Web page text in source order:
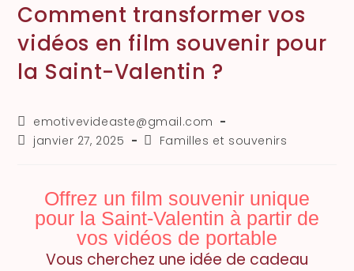
Comment transformer vos
vidéos en film souvenir pour
la Saint-Valentin ?
emotivevideaste@gmail.com
janvier 27, 2025
Familles et souvenirs
Offrez un film souvenir unique
pour la Saint-Valentin à partir de
vos vidéos de portable
Vous cherchez une idée de cadeau